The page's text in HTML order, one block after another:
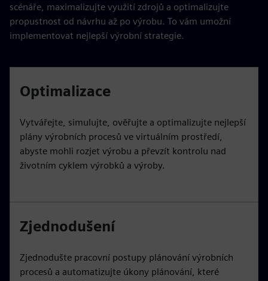
scénáře, maximalizujte využití zdrojů a optimalizujte
propustnost od návrhu až po výrobu. To vám umožní
implementovat nejlepší výrobní strategie.
Optimalizace
Vytvářejte, simulujte, ověřujte a optimalizujte nejlepší
plány výrobních procesů ve virtuálním prostředí,
abyste mohli rozjet výrobu a převzít kontrolu nad
životním cyklem výrobků a výroby.
Zjednodušení
Zjednodušte pracovní postupy plánování výrobních
procesů a automatizujte úkony plánování, které